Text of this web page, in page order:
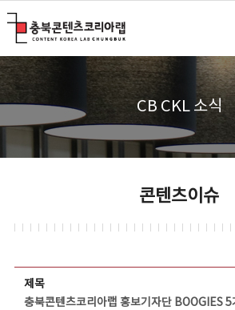
CB CKL 소식
콘텐츠이슈
제목
충북콘텐츠코리아랩 홍보기자단 BOOGIES 5